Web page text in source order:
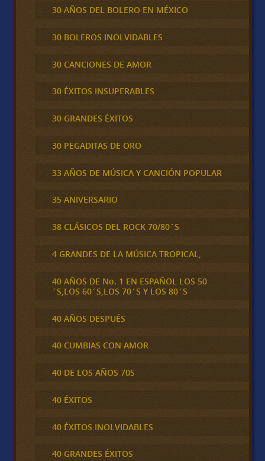
30 AÑOS DEL BOLERO EN MÉXICO
30 BOLEROS INOLVIDABLES
30 CANCIONES DE AMOR
30 ÉXITOS INSUPERABLES
30 GRANDES ÉXITOS
30 PEGADITAS DE ORO
33 AÑOS DE MÚSICA Y CANCIÓN POPULAR
35 ANIVERSARIO
38 CLÁSICOS DEL ROCK 70/80´S
4 GRANDES DE LA MÚSICA TROPICAL,
40 AÑOS DE No. 1 EN ESPAÑOL LOS 50
´S,LOS 60´S,LOS 70´S Y LOS 80´S
40 AÑOS DESPUÉS
40 CUMBIAS CON AMOR
40 DE LOS AÑOS 70S
40 ÉXITOS
40 ÉXITOS INOLVIDABLES
40 GRANDES ÉXITOS